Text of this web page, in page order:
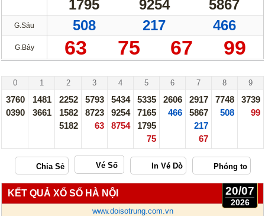
1795
9254 5867
G.Sáu 508 217 466
G.Bảy 63 75 67 99
0 1 2 3 4 5 6 7 8 9
3760
0390
1481
3661
2252
1582
5182
5793
8723
63
5434
9254
8754
5335
7165
1795
75
2606
466
2917
5867
217
67
7748
508
3739
99
Vé Số
20/07
2026
KẾT QUẢ XỔ SỐ HÀ NỘI
www.doisotrung.com.vn